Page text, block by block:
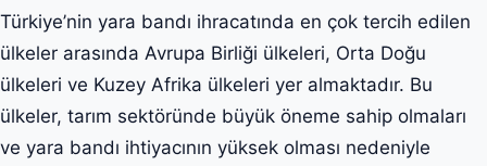
Türkiye’nin yara bandı ihracatında en çok tercih edilen
ülkeler arasında Avrupa Birliği ülkeleri, Orta Doğu
ülkeleri ve Kuzey Afrika ülkeleri yer almaktadır. Bu
ülkeler, tarım sektöründe büyük öneme sahip olmaları
ve yara bandı ihtiyacının yüksek olması nedeniyle